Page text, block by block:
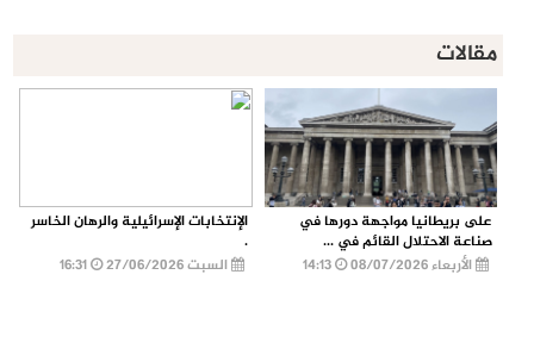
مقالات
على بريطانيا مواجهة دورها في
صناعة الاحتلال القائم في ...
الأربعاء 08/07/2026
الإنتخابات الإسرائيلية والرهان الخاسر
.
السبت 27/06/2026
16:31